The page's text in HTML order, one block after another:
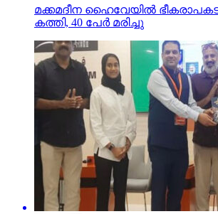
മക്കമദീന ഹൈവേയില്‍
കത്തി, 40 പേര്‍ മരിച്ചു